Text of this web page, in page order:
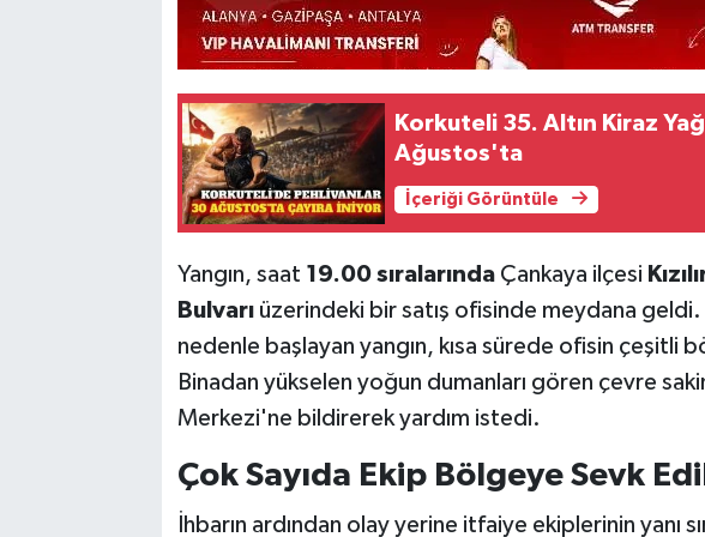
Korkuteli 35. Altın Kiraz
Ağustos'ta
İçeriği Görüntüle
Yangın, saat 19.00 sıralarındaÇankaya ilçesi
Bulvarıüzerindeki bir satış ofisinde meydana
nedenle başlayan yangın, kısa sürede ofisin çeşitli
Binadan yükselen yoğun dumanları gören çevre
Merkezi'ne bildirerek yardım istedi.
Çok Sayıda Ekip Bölgeye Sevk
İhbarın ardından olay yerine itfaiye ekiplerinin yanı